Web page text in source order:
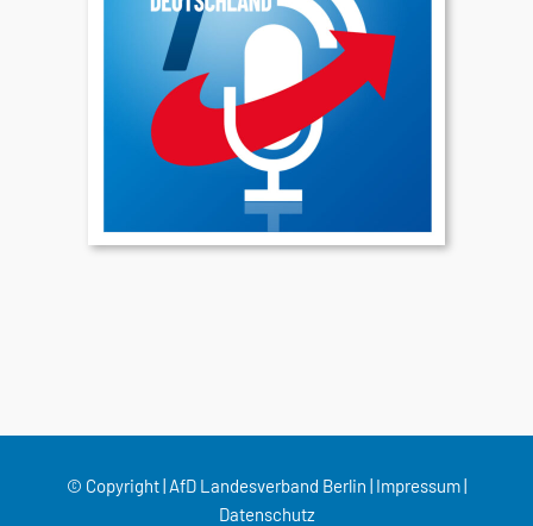
© Copyright | AfD Landesverband Berlin | Impressum|
Datenschutz